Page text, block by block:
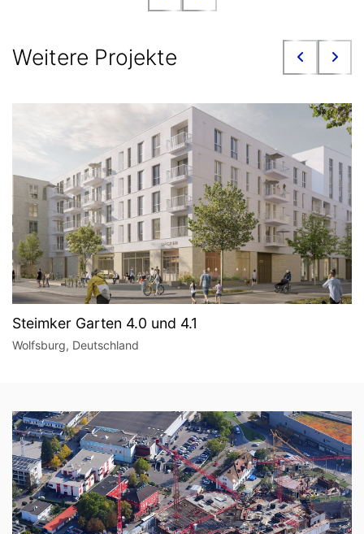
Weitere Projekte
Steimker Garten 4.0 und 4.1
Wolfsburg, Deutschland